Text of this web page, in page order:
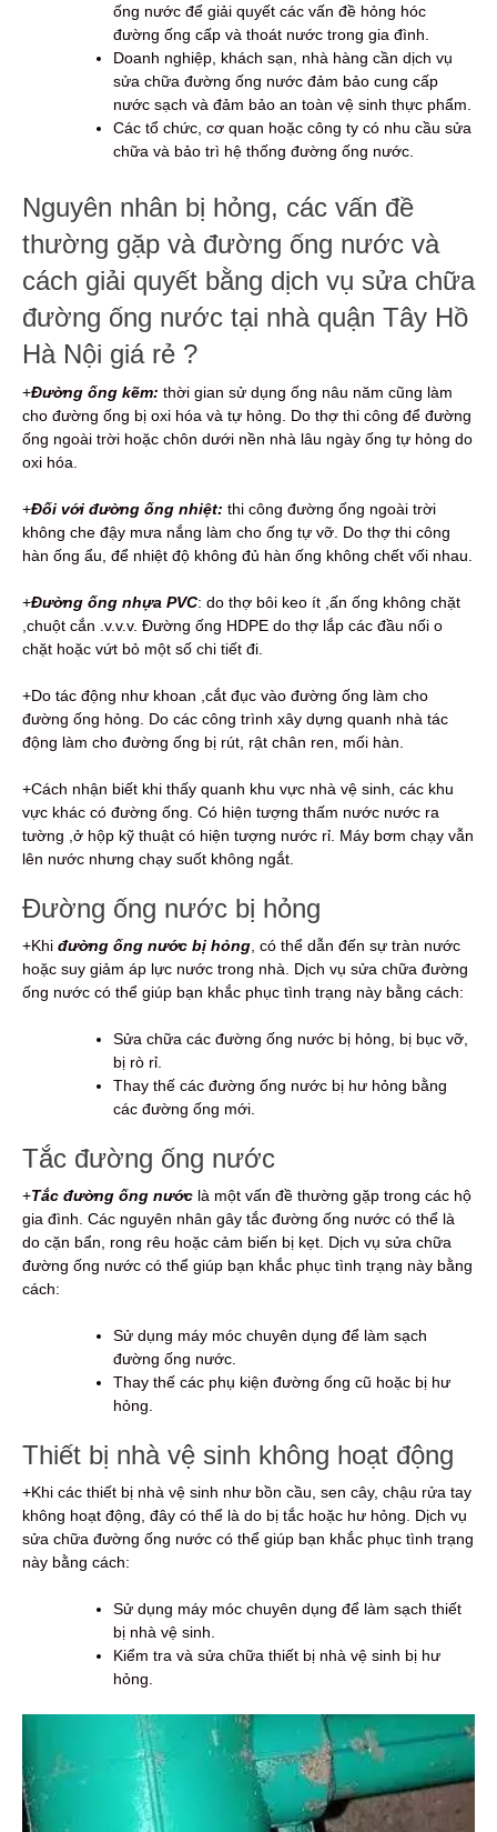
ống nước để giải quyết các vấn đề hỏng hóc
đường ống cấp và thoát nước trong gia đình.
Doanh nghiệp, khách sạn, nhà hàng cần dịch vụ
sửa chữa đường ống nước đảm bảo cung cấp
nước sạch và đảm bảo an toàn vệ sinh thực phẩm.
Các tổ chức, cơ quan hoặc công ty có nhu cầu sửa
chữa và bảo trì hệ thống đường ống nước.
Nguyên nhân bị hỏng, các vấn đề
thường gặp và đường ống nước và
cách giải quyết bằng dịch vụ sửa chữa
đường ống nước tại nhà quận Tây Hồ
Hà Nội giá rẻ ?
+Đường ống kẽm: thời gian sử dụng ống nâu năm cũng làm
cho đường ống bị oxi hóa và tự hỏng. Do thợ thi công để đường
ống ngoài trời hoặc chôn dưới nền nhà lâu ngày ống tự hỏng do
oxi hóa.
+Đối với đường ống nhiệt: thi công đường ống ngoài trời
không che đậy mưa nắng làm cho ống tự vỡ. Do thợ thi công
hàn ống ẩu, để nhiệt độ không đủ hàn ống không chết vối nhau.
+Đường ống nhựa PVC: do thợ bôi keo ít ,ấn ống không chặt
,chuột cắn .v.v.v. Đường ống HDPE do thợ lắp các đầu nối o
chặt hoặc vứt bỏ một số chi tiết đi.
+Do tác động như khoan ,cắt đục vào đường ống làm cho
đường ống hỏng. Do các công trình xây dựng quanh nhà tác
động làm cho đường ống bị rút, rật chân ren, mối hàn.
+Cách nhận biết khi thấy quanh khu vực nhà vệ sinh, các khu
vực khác có đường ống. Có hiện tượng thấm nước nước ra
tường ,ở hộp kỹ thuật có hiện tượng nước rỉ. Máy bơm chạy vẫn
lên nước nhưng chạy suốt không ngắt.
Đường ống nước bị hỏng
+Khi đường ống nước bị hỏng , có thể dẫn đến sự tràn nước
hoặc suy giảm áp lực nước trong nhà. Dịch vụ sửa chữa đường
ống nước có thể giúp bạn khắc phục tình trạng này bằng cách:
Sửa chữa các đường ống nước bị hỏng, bị bục vỡ,
bị rò rỉ.
Thay thế các đường ống nước bị hư hỏng bằng
các đường ống mới.
Tắc đường ống nước
+Tắc đường ống nước là một vấn đề thường gặp trong các hộ
gia đình. Các nguyên nhân gây tắc đường ống nước có thể là
do cặn bẩn, rong rêu hoặc cảm biến bị kẹt. Dịch vụ sửa chữa
đường ống nước có thể giúp bạn khắc phục tình trạng này bằng
cách:
Sử dụng máy móc chuyên dụng để làm sạch
đường ống nước.
Thay thế các phụ kiện đường ống cũ hoặc bị hư
hỏng.
Thiết bị nhà vệ sinh không hoạt động
+Khi các thiết bị nhà vệ sinh như bồn cầu, sen cây, chậu rửa tay
không hoạt động, đây có thể là do bị tắc hoặc hư hỏng. Dịch vụ
sửa chữa đường ống nước có thể giúp bạn khắc phục tình trạng
này bằng cách:
Sử dụng máy móc chuyên dụng để làm sạch thiết
bị nhà vệ sinh.
Kiểm tra và sửa chữa thiết bị nhà vệ sinh bị hư
hỏng.